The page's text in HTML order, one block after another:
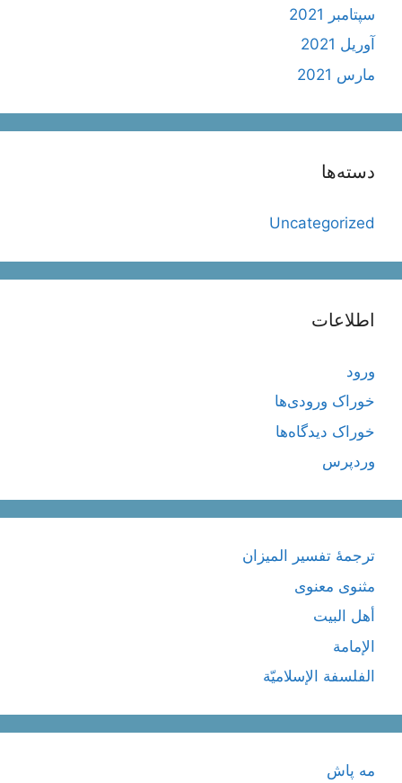
سپتامبر 2021
آوریل 2021
مارس 2021
دسته‌ها
Uncategorized
اطلاعات
ورود
خوراک ورودی‌ها
خوراک دیدگاه‌ها
وردپرس
ترجمۀ تفسیر المیزان
مثنوی معنوی
أهل البيت
الإمامة
الفلسفة الإسلاميّة
مه پاش